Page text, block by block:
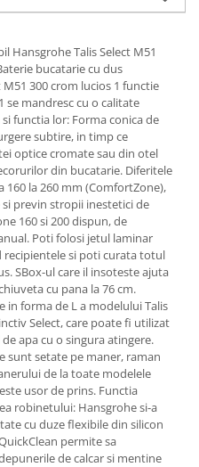
Hansgrohe Talis Select M51
bucatarie cu dus
300 crom lucios 1 functie
se mandresc cu o calitate
functia lor: Forma conica de
subtire, in timp ce
optice cromate sau din otel
din bucatarie. Diferitele
160 la 260 mm (ComfortZone),
previn stropii inestetici de
160 si 200 dispun, de
Poti folosi jetul laminar
si poti curata totul
SBox-ul care il insoteste ajuta
cu pana la 76 cm.
in forma de L a modelului Talis
Select, care poate fi utilizat
apa cu o singura atingere.
sunt setate pe maner, raman
de la toate modelele
usor de prins. Functia
robinetului: Hansgrohe si-a
cu duze flexibile din silicon
permite sa
de calcar si mentine